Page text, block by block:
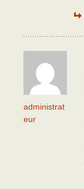
administrat
eur